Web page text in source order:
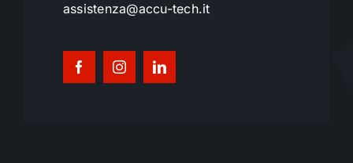
assistenza@accu-tech.it